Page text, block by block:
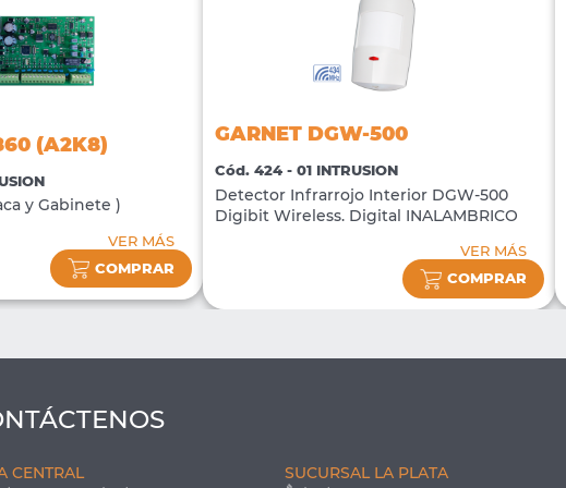
(A2K8)
y Gabinete )
VER MÁS
COMPRAR
GARNET DGW-500
Cód. 424 - 01 INTRUSION
Detector Infrarrojo Interior DGW-500
Digibit Wireless. Digital INALAMBRICO
VER MÁS
COMPRAR
CENTRAL SUCURSAL LA PLATA